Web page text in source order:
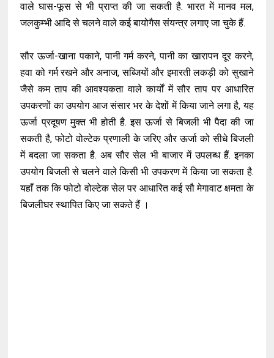
वाले घास-फूस से भी प्राप्त की जा सकती है. भारत में मानव मल,
जलकुम्भी आदि से चलने वाले कई बायोगैस संयन्त्र लगाए जा चुके हैं.
सौर ऊर्जा-खाना पकाने, पानी गर्म करने, पानी का खारापन दूर करने,
हवा को गर्म रखने और अनाज, सब्जियों और इमारती लकड़ी को सुखाने
जैसे कम ताप की आवश्यकता वाले कार्यों में सौर ताप पर आधारित
उपकरणों का उपयोग आज संसार भर के देशों में किया जाने लगा है, यह
ऊर्जा प्रदूषण मुक्त भी होती है. इस ऊर्जा से बिजली भी पैदा की जा
सकती है, फोटो वोल्टेक प्रणाली के जरिए और ऊर्जा को सीधे बिजली
में बदला जा सकता है. अब सौर सेल भी बाजार में उपलब्ध हैं. इनका
उपयोग बिजली से चलने वाले किसी भी उपकरण में किया जा सकता है.
यहाँ तक कि फोटो वोल्टेक सेल पर आधारित कई सौ मेगावाट क्षमता के
बिजलीघर स्थापित किए जा सकते हैं ।